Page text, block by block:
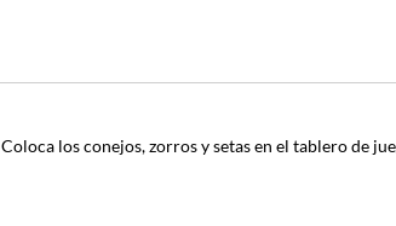
Coloca los conejos, zorros y setas en el tablero de